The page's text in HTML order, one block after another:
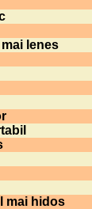
lenes
mai hidos